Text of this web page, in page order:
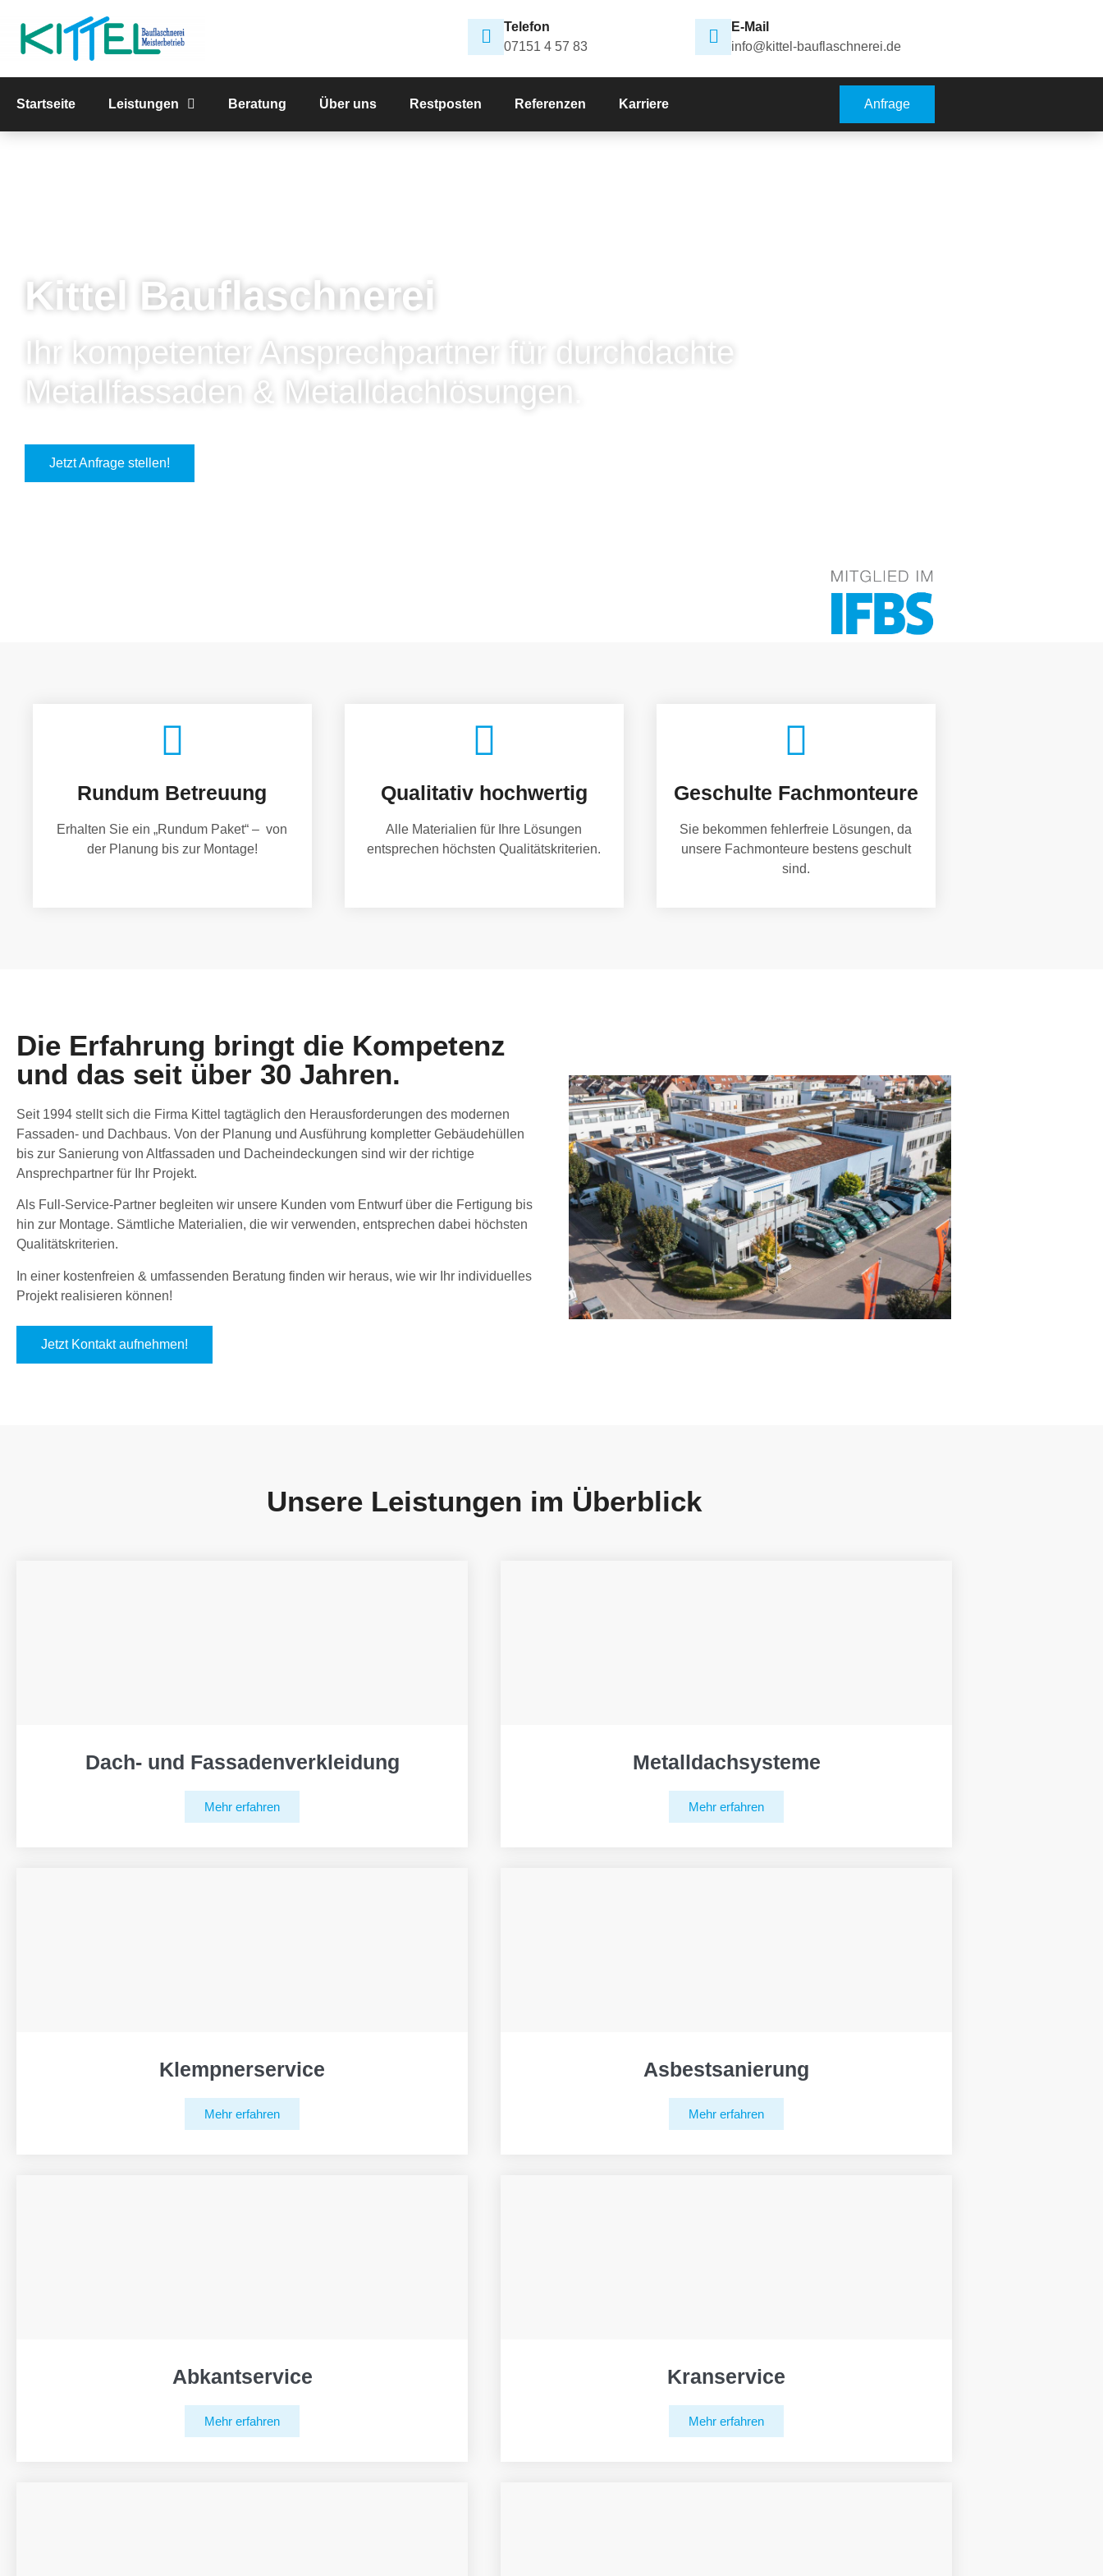
Telefon
07151 4 57 83
E-Mail
info@kittel-bauflaschnerei.de
Startseite Leistungen Beratung Über uns Restposten Referenzen Karriere Anfrage
Kittel Bauflaschnerei
Ihr kompetenter Ansprechpartner für durchdachte
Metallfassaden & Metalldachlösungen.
Jetzt Anfrage stellen!
Rundum Betreuung
Erhalten Sie ein „Rundum Paket“ – von
der Planung bis zur Montage!
Qualitativ hochwertig
Alle Materialien für Ihre Lösungen
entsprechen höchsten Qualitätskriterien.
Geschulte Fachmonteure
Sie bekommen fehlerfreie Lösungen, da
unsere Fachmonteure bestens geschult
sind.
Die Erfahrung bringt die Kompetenz
und das seit über 30 Jahren.
Seit 1994 stellt sich die Firma Kittel tagtäglich den Herausforderungen des modernen
Fassaden- und Dachbaus. Von der Planung und Ausführung kompletter Gebäudehüllen
bis zur Sanierung von Altfassaden und Dacheindeckungen sind wir der richtige
Ansprechpartner für Ihr Projekt.
Als Full-Service-Partner begleiten wir unsere Kunden vom Entwurf über die Fertigung bis
hin zur Montage. Sämtliche Materialien, die wir verwenden, entsprechen dabei höchsten
Qualitätskriterien.
In einer kostenfreien & umfassenden Beratung finden wir heraus, wie wir Ihr individuelles
Projekt realisieren können!
Jetzt Kontakt aufnehmen!
Unsere Leistungen im Überblick
Dach- und Fassadenverkleidung
Mehr erfahren
Metalldachsysteme
Mehr erfahren
Klempnerservice
Mehr erfahren
Asbestsanierung
Mehr erfahren
Abkantservice
Mehr erfahren
Kranservice
Mehr erfahren